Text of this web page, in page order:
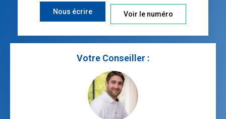
Nous écrire Voir le numéro
Votre Conseiller :